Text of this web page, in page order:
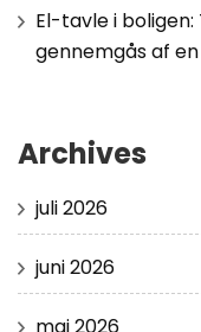
El-tavle i
gennemgås af
Archives
juli 2026
juni 2026
maj 2026